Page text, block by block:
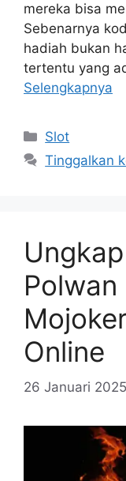
mereka bisa
Sebenarnya
hadiah bukan
tertentu yang
Selengkapnya
Kategori
Slot
Tinggalkan
Online
26 Januari 2025